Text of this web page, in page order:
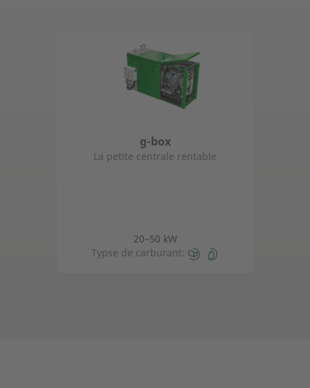
g-box
La petite centrale rentable
20–50 kW
Typse de carburant: